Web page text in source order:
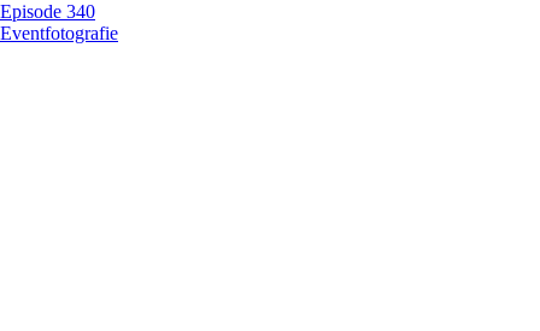
Episode 340
Eventfotografie